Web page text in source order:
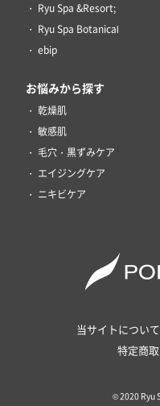
Ryu Spa &Resort;
Ryu Spa Botanical
ebip
お悩みから探す
乾燥肌
敏感肌
毛穴・黒ずみケア
エイジングケア
ニキビケア
当サイトについて
特定商
© 2020 Ryu